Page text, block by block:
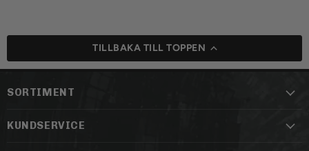
TILLBAKA TILL TOPPEN
SORTIMENT
KUNDSERVICE